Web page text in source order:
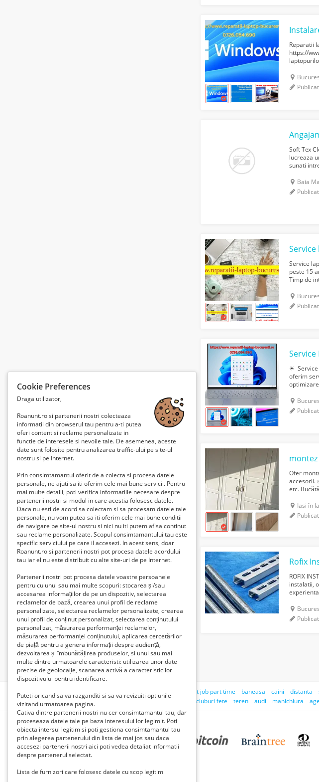
Reparatii
https://
Soft Tex
lucreaza
sunati
Baia
Service
peste 15
Timp de
☀ Service
oferim
Ofer
accesorii.
etc.
Iasi în
Rofix
ROFIX
instalatii,
Cookie Preferences
Draga utilizator,
Roanunt.ro si partenerii nostri colecteaza
informatii din browserul tau pentru a-ti putea
oferi content si reclame personalizate in
functie de interesele si nevoile tale. De asemenea, aceste
date sunt folosite pentru analizarea traffic-ului pe site-ul
nostru si pe Internet.
Prin consimtamantul oferit de a colecta si procesa datele
personale, ne ajuti sa iti oferim cele mai bune servicii. Pentru
mai multe detalii, poti verifica informatiile necesare despre
partenerii nostri si modul in care acestia folosesc datele.
Daca nu esti de acord sa colectam si sa procesam datele tale
personale, nu vom putea sa iti oferim cele mai bune conditii
de navigare pe site-ul nostru si nici nu iti putem afisa continut
sau reclame personalizate. Scopul consimtamantului tau este
specific serviciului pe care il accesezi. In acest sens, doar
Roanunt.ro si partenerii nostri pot procesa datele acordului
tau iar el nu este distribuit cu alte site-uri de pe Internet.
Partenerii nostri pot procesa datele voastre persoanele
pentru cu unul sau mai multe scopuri: stocarea și/sau
accesarea informațiilor de pe un dispozitiv, selectarea
reclamelor de bază, crearea unui profil de reclame
personalizate, selectarea reclamelor personalizate, crearea
unui profil de conținut personalizat, selectarea conținutului
personalizat, măsurarea performanței reclamelor,
măsurarea performanței conținutului, aplicarea cercetărilor
de piață pentru a genera informații despre audiență,
dezvoltarea și îmbunătățirea produselor, si unul sau mai
multe dintre urmatoarele caracteristi: utilizarea unor date
precise de geolocație, scanarea activă a caracteristicilor
dispozitivului pentru identificare.
Puteti oricand sa va razganditi si sa va revizuiti optiunile
vizitand urmatoarea pagina.
Cativa dintre partenerii nostri nu cer consimtamantul tau, dar
proceseaza datele tale pe baza interesului lor legimit. Poti
obiecta intersul legitim si poti gestiona consimtamantul tau
prin alegerea partenerului din lista de mai jos sau daca
accesezi partenerii nostri aici poti vedea detaliat informatii
despre partenerul selectat.
Lista de furnizori care folosesc datele cu scop legitim
Căutări recente: asamblare jucari cumpar teren caut job part time baneasa caini distanta
vintage suport de calcat din lemn masiv
breaza mures cluburi fete teren audi manichiura
PARTENERII NOȘTRI